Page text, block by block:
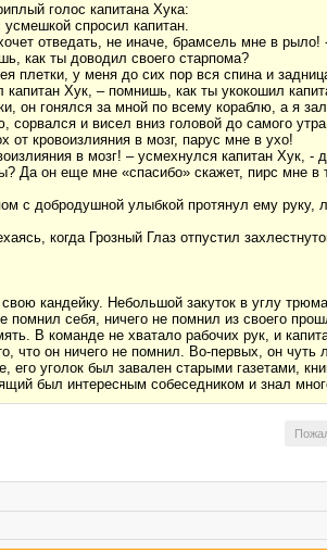
голос капитана Хука:
усмешкой спросил капитан.
отведать, не иначе, брамсель мне в рыло!
как ты доводил своего старпома?
плетки, у меня до сих пор вся спина и
Хук, – помнишь, как ты укокошил
он гонялся за мной по всему кораблю, а я
сорвался и висел вниз головой до самого
от кровоизлияния в мозг, парус мне в ухо!
в мозг! – усмехнулся капитан Хук, -
Да он еще мне «спасибо» скажет, пирс мне
с добродушной улыбкой протянул ему руку,
когда Грозный Глаз отпустил
кандейку. Небольшой закуток в углу
помнил себя, ничего не помнил из своего
В команде не хватало рабочих рук, и
что он ничего не помнил. Во-первых, он
уголок был завален старыми газетами,
был интересным собеседником и знал